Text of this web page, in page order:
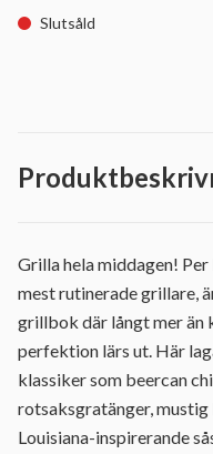
Slutsåld
Grilla hela middagen! Per
mest rutinerade grillare,
grillbok där långt mer
perfektion lärs ut. Här
klassiker som beercan
rotsaksgratänger,
Louisiana-inspirerande